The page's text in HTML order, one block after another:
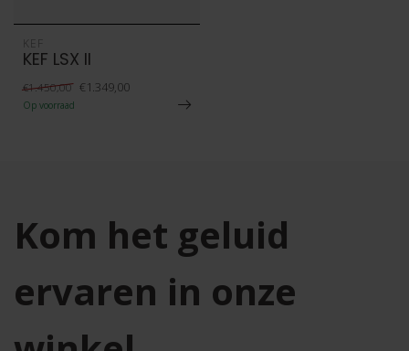
KEF
KEF LSX II
€1.450,00 €1.349,00
Op voorraad
Kom het geluid
ervaren in onze